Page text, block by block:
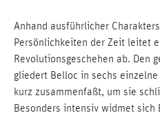
Anhand ausführlicher
Persönlichkeiten der Zeit leitet
Revolutionsgeschehen ab. Den
gliedert Belloc in sechs
kurz zusammenfaßt, um sie
Besonders intensiv widmet sich